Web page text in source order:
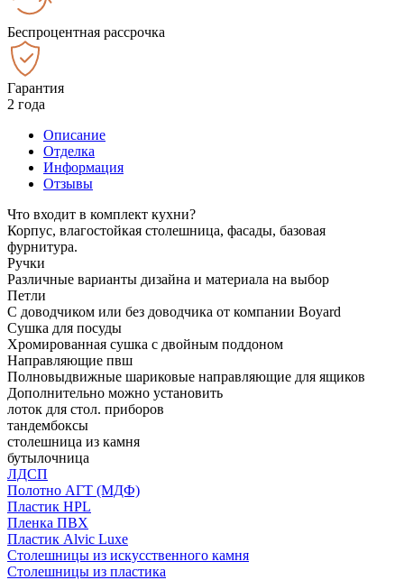
Беспроцентная рассрочка
Гарантия
2 года
Описание
Отделка
Информация
Отзывы
Что входит в комплект кухни?
Корпус, влагостойкая столешница, фасады, базовая
фурнитура.
Ручки
Различные варианты дизайна и материала на выбор
Петли
С доводчиком или без доводчика от компании Boyard
Сушка для посуды
Хромированная сушка с двойным поддоном
Направляющие пвш
Полновыдвижные шариковые направляющие для ящиков
Дополнительно можно установить
лоток для стол. приборов
тандембоксы
столешница из камня
бутылочница
ЛДСП
Полотно АГТ (МДФ)
Пластик HPL
Пленка ПВХ
Пластик Alvic Luxe
Столешницы из искусственного камня
Столешницы из пластика